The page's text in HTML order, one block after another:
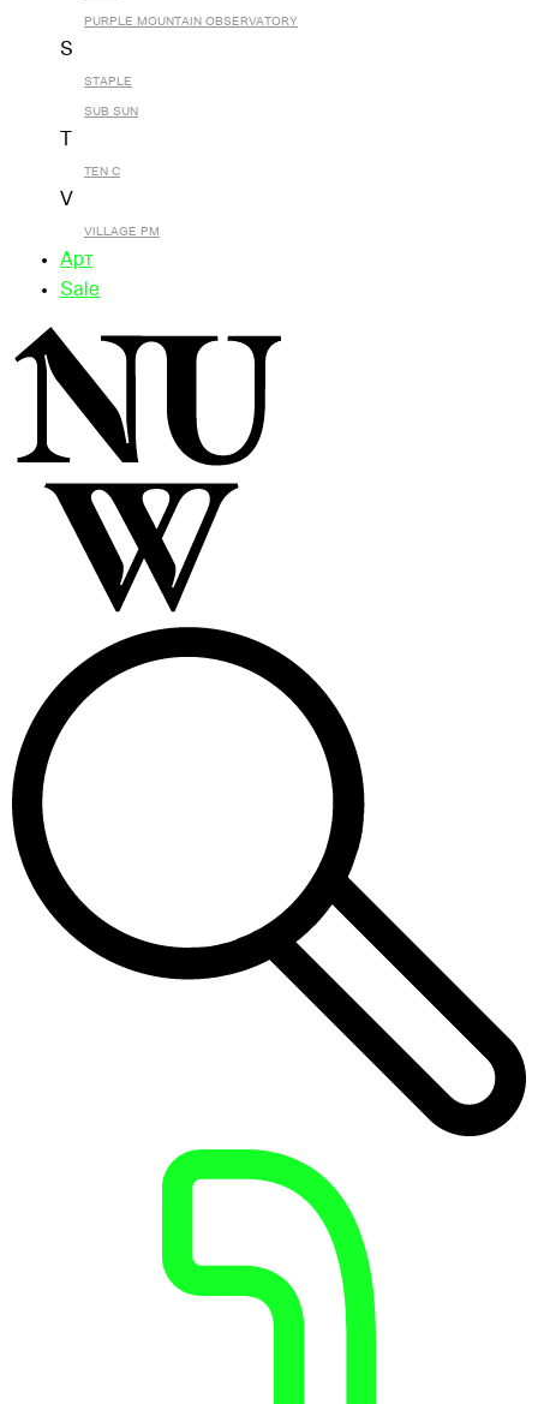
PURPLE MOUNTAIN OBSERVATORY
S
STAPLE
SUB SUN
TEN C
V
VILLAGE PM
Арт
Sale